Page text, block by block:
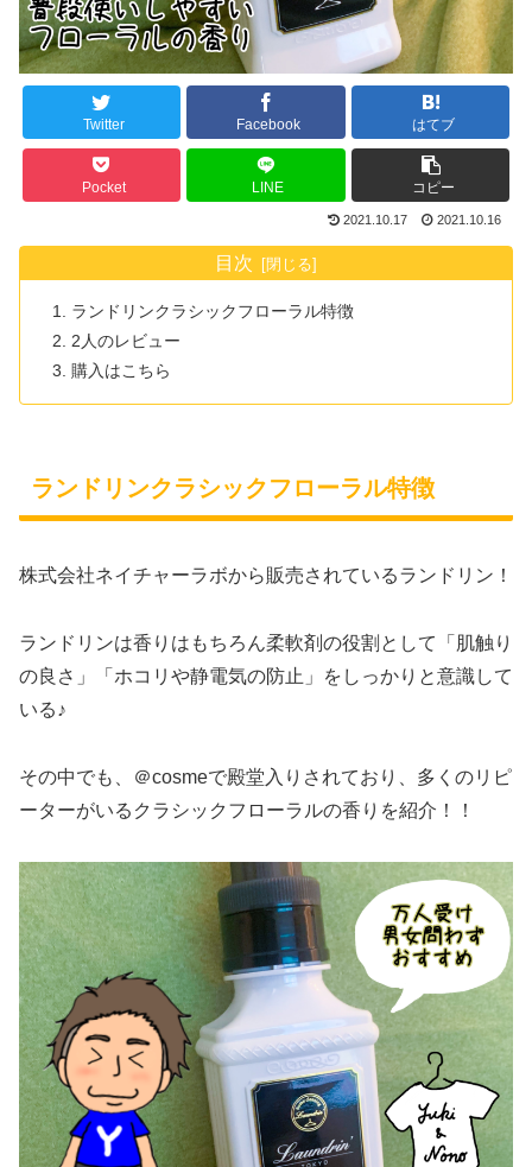
Twitter Facebook はてブ
Pocket LINE コピー
2021.10.17 2021.10.16
目次
ランドリンクラシックフローラル特徴
2人のレビュー
購入はこちら
ランドリンクラシックフローラル特徴
株式会社ネイチャーラボから販売されているランドリン！
ランドリンは香りはもちろん柔軟剤の役割として「肌触り
の良さ」「ホコリや静電気の防止」をしっかりと意識して
いる♪
その中でも、＠cosmeで殿堂入りされており、多くのリピ
ーターがいるクラシックフローラルの香りを紹介！！